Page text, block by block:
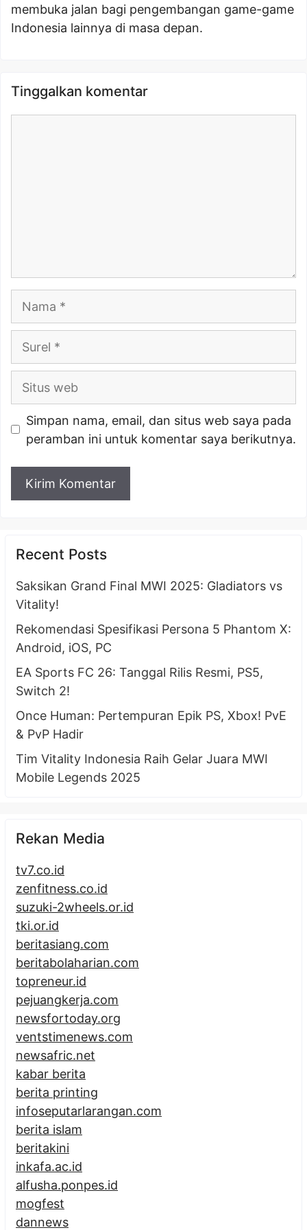
membuka jalan bagi pengembangan game-game
Indonesia lainnya di masa depan.
Tinggalkan komentar
Surel
Situs
Simpan nama, email, dan situs web saya pada
peramban ini untuk komentar saya berikutnya.
Recent Posts
Saksikan Grand Final MWI 2025: Gladiators vs
Vitality!
Rekomendasi Spesifikasi Persona 5 Phantom X:
Android, iOS, PC
EA Sports FC 26: Tanggal Rilis Resmi, PS5,
Switch 2!
Once Human: Pertempuran Epik PS, Xbox! PvE
& PvP Hadir
Tim Vitality Indonesia Raih Gelar Juara MWI
Mobile Legends 2025
Rekan Media
tv7.co.id
zenfitness.co.id
suzuki-2wheels.or.id
tki.or.id
beritasiang.com
beritabolaharian.com
topreneur.id
pejuangkerja.com
newsfortoday.org
ventstimenews.com
newsafric.net
kabar berita
berita printing
infoseputarlarangan.com
berita islam
beritakini
inkafa.ac.id
alfusha.ponpes.id
mogfest
dannews